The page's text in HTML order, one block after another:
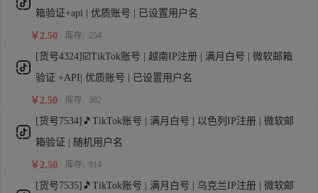
箱验证+api | 优质账号 | 已设置用户名
￥2.50 库存: 254
[货号4324]☑️TikTok账号 | 越南IP注册 | 满月白号 | 微软邮箱
验证 +API| 优质账号 | 已设置用户名
￥2.50 库存: 382
[货号7534]🎵TikTok账号 | 满月白号 | 以色列IP注册 | 微软邮
箱验证 | 随机用户名
￥2.50 库存: 914
[货号7535]🎵TikTok账号 | 满月白号 | 乌克兰IP注册 | 微软邮